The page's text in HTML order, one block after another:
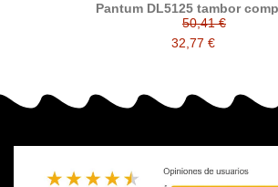
Pantum DL5125 tambor
50,41 €
32,77 €